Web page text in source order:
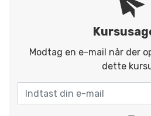
Modtag en e-mail når der
dette